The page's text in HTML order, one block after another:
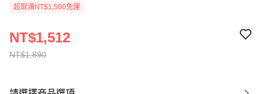
超取滿NT$1,500免運
NT$1,890
NT$1,512